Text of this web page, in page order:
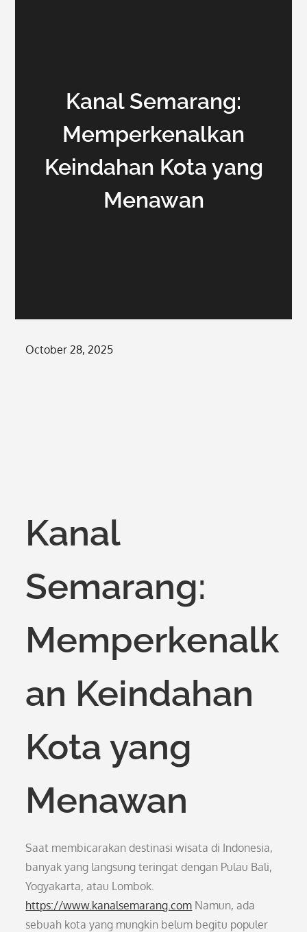
Kanal Semarang:
Memperkenalkan
Keindahan Kota yang
Menawan
Posted
October 28, 2025
Kanal
Semarang:
Memperkenalk
an Keindahan
Kota yang
Menawan
Saat membicarakan destinasi wisata di Indonesia,
banyak yang langsung teringat dengan Pulau Bali,
Yogyakarta, atau Lombok.
https://www.kanalsemarang.com Namun, ada
sebuah kota yang mungkin belum begitu populer